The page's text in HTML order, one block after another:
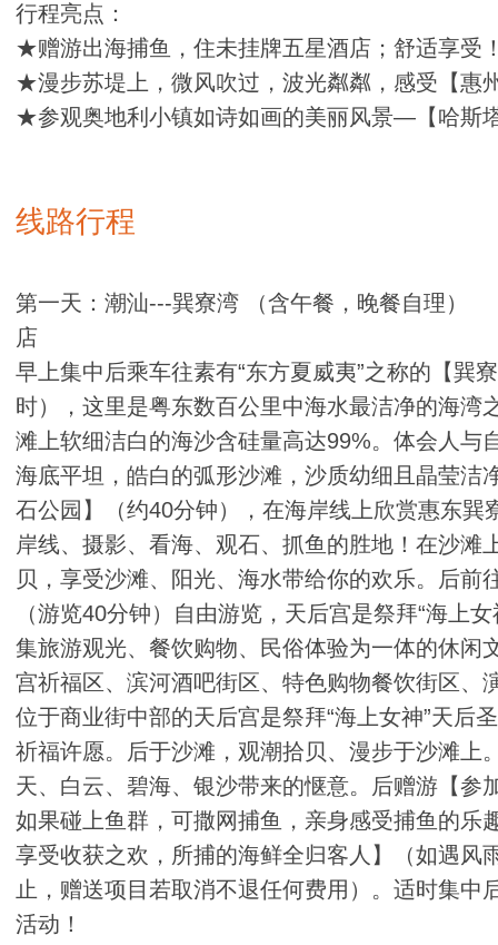
行程亮点：
★赠游出海捕鱼，住未挂牌五星酒店；舒适享受
★漫步苏堤上，微风吹过，波光粼粼，感受【惠
★参观奥地利小镇如诗如画的美丽风景—【哈斯
线路行程
第一天：潮汕---巽寮湾 （含午餐，晚餐
店
早上集中后乘车往素有“东方夏威夷”之称的【巽
时），这里是粤东数百公里中海水最洁净的海湾
滩上软细洁白的海沙含硅量高达99%。体会人与
海底平坦，皓白的弧形沙滩，沙质幼细且晶莹洁
石公园】（约40分钟），在海岸线上欣赏惠东巽
岸线、摄影、看海、观石、抓鱼的胜地！在沙滩
贝，享受沙滩、阳光、海水带给你的欢乐。后前
（游览40分钟）自由游览，天后宫是祭拜“海上
集旅游观光、餐饮购物、民俗体验为一体的休闲
宫祈福区、滨河酒吧街区、特色购物餐饮街区、
位于商业街中部的天后宫是祭拜“海上女神”天后
祈福许愿。后于沙滩，观潮拾贝、漫步于沙滩上
天、白云、碧海、银沙带来的惬意。后赠游【参
如果碰上鱼群，可撒网捕鱼，亲身感受捕鱼的乐
享受收获之欢，所捕的海鲜全归客人】（如遇风
止，赠送项目若取消不退任何费用）。适时集中
活动！